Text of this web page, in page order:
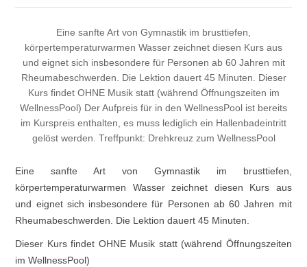
Eine sanfte Art von Gymnastik im brusttiefen,
körpertemperaturwarmen Wasser zeichnet diesen Kurs aus
und eignet sich insbesondere für Personen ab 60 Jahren mit
Rheumabeschwerden. Die Lektion dauert 45 Minuten. Dieser
Kurs findet OHNE Musik statt (während Öffnungszeiten im
WellnessPool) Der Aufpreis für in den WellnessPool ist bereits
im Kurspreis enthalten, es muss lediglich ein Hallenbadeintritt
gelöst werden. Treffpunkt: Drehkreuz zum WellnessPool
Eine sanfte Art von Gymnastik im brusttiefen,
körpertemperaturwarmen Wasser zeichnet diesen Kurs aus
und eignet sich insbesondere für Personen ab 60 Jahren mit
Rheumabeschwerden. Die Lektion dauert 45 Minuten.
Dieser Kurs findet OHNE Musik statt (während Öffnungszeiten
im WellnessPool)